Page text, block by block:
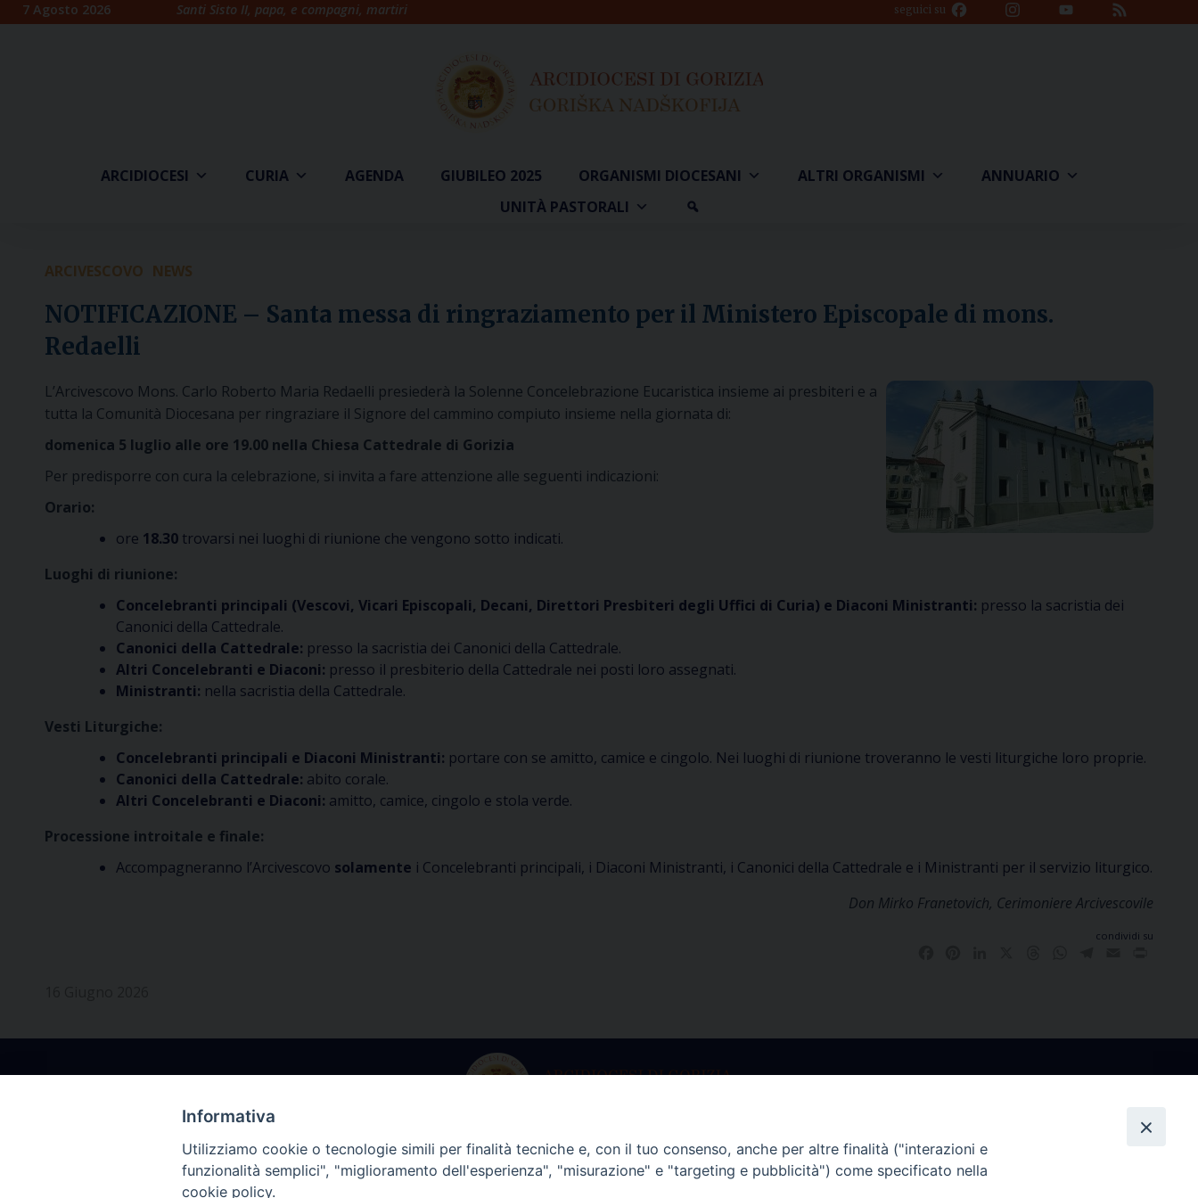
Skip7 Agosto 2026 Santi Sisto II, papa, e compagni, martiri seguici su Facebook InstagramYouTube
Channel
ARCIDIOCESI CURIA AGENDA GIUBILEO 2025 ORGANISMI DIOCESANI ALTRI ORGANISMI
ANNUARIO
UNITÀ PASTORALI
ARCIVESCOVO NEWS
NOTIFICAZIONE – Santa messa di ringraziamento per il Ministero Episcopale di mons.
Redaelli
L’Arcivescovo Mons. Carlo Roberto Maria Redaelli presiederà la Solenne Concelebrazione Eucaristica insieme ai presbiteri e a
tutta la Comunità Diocesana per ringraziare il Signore del cammino compiuto insieme nella giornata di:
domenica 5 luglio alle ore 19.00 nella Chiesa Cattedrale di Gorizia
Per predisporre con cura la celebrazione, si invita a fare attenzione alle seguenti indicazioni:
Orario:
ore 18.30 trovarsi nei luoghi di riunione che vengono sotto indicati.
Luoghi di riunione:
Concelebranti principali (Vescovi, Vicari Episcopali, Decani, Direttori Presbiteri degli Uffici di Curia) e Diaconi Ministranti: presso la sacristia dei
Canonici della Cattedrale.
Canonici della Cattedrale: presso la sacristia dei Canonici della Cattedrale.
Altri Concelebranti e Diaconi: presso il presbiterio della Cattedrale nei posti loro assegnati.
Ministranti: nella sacristia della Cattedrale.
Vesti Liturgiche:
Concelebranti principali e Diaconi Ministranti: portare con se amitto, camice e cingolo. Nei luoghi di riunione troveranno le vesti liturgiche loro proprie.
Canonici della Cattedrale: abito corale.
Altri Concelebranti e Diaconi: amitto, camice, cingolo e stola verde.
Processione introitale e finale:
Accompagneranno l’Arcivescovo solamente i Concelebranti principali, i Diaconi Ministranti, i Canonici della Cattedrale e i Ministranti per il servizio liturgico.
Don Mirko Franetovich, Cerimoniere Arcivescovile
condividi su
Arcidiocesi Gorizia Segreteria dell’Arcivescovo Archivio Storico Ufficio Comunicazioni Sociali
Informativa
Utilizziamo cookie o tecnologie simili per finalità tecniche e, con il tuo consenso, anche per altre finalità ("interazioni e
funzionalità semplici", "miglioramento dell'esperienza", "misurazione" e "targeting e pubblicità") come specificato nella
cookie policy.